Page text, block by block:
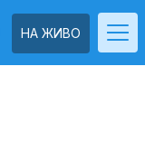
НА ЖИВО